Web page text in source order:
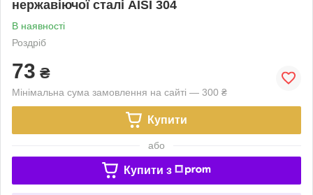
нержавіючої сталі AISI 304
В наявності
Роздріб
73 ₴
Мінімальна сума замовлення на сайті — 300 ₴
Купити
або
Купити з